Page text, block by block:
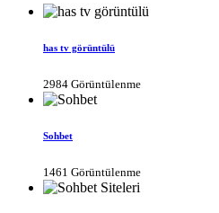
has tv görüntülü
2984 Görüntülenme
Sohbet
1461 Görüntülenme